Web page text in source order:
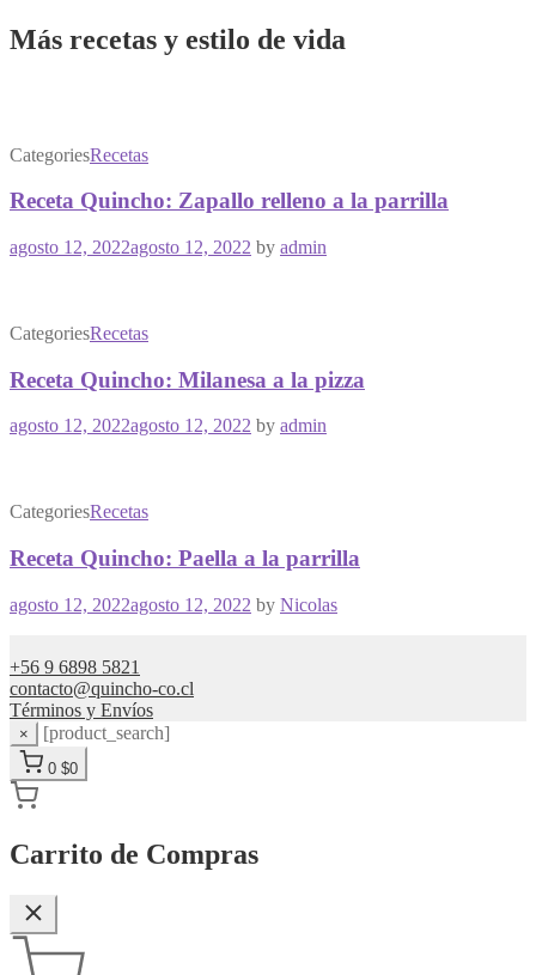
Más recetas y estilo de vida
CategoriesRecetas
Receta Quincho: Zapallo relleno a la parrilla
agosto 12, 2022agosto 12, 2022 by admin
CategoriesRecetas
Receta Quincho: Milanesa a la pizza
agosto 12, 2022agosto 12, 2022 by admin
CategoriesRecetas
Receta Quincho: Paella a la parrilla
agosto 12, 2022agosto 12, 2022 by Nicolas
+56 9 6898 5821
contacto@quincho-co.cl
Términos y Envíos
× [product_search]
0 $0
Carrito de Compras